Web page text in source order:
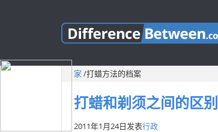
家 /打蜡方法的档案
打蜡和剃须之间的区别
2011年1月24日发表行政